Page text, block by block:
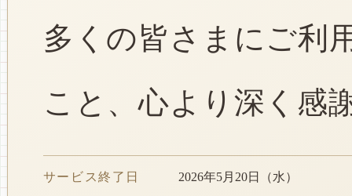
多くの皆さまにご利
こと、心より深く感
サービス終了日 2026年5月20日（水）